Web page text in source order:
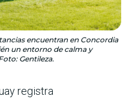
encuentran en Concordia
un entorno de calma y
Gentileza.
registra